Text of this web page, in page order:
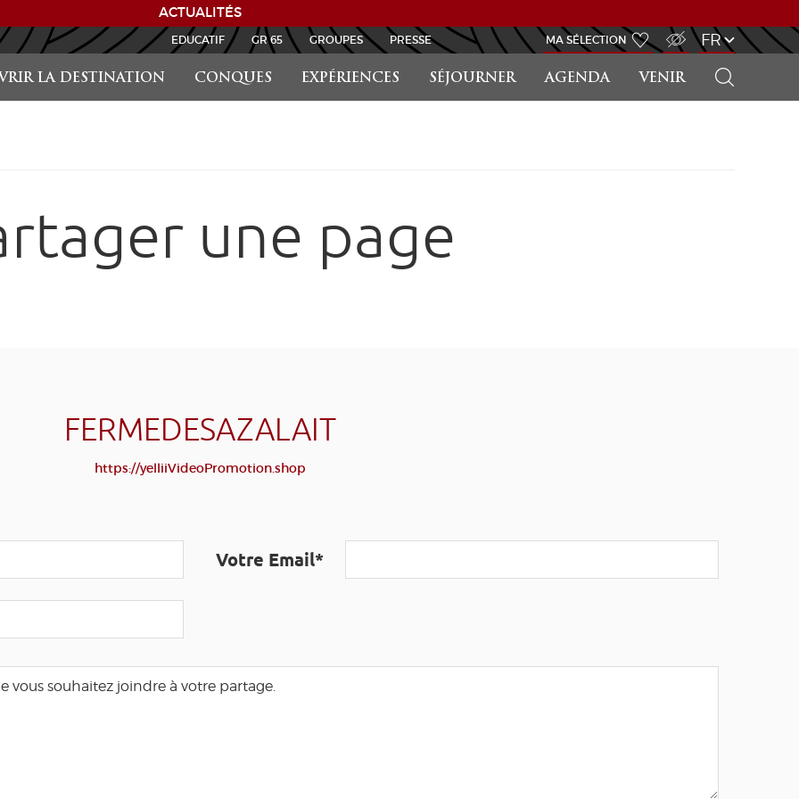
ACTUALITÉS
LA DESTINATION CONQUES EXPÉRIENCES SÉJOURNER AGENDA VENIR
EDUCATIF GR 65 GROUPES PRESSE MA SÉLECTION FR
une page
FERMEDESAZALAIT
https://yelliiVideoPromotion.shop
Votre Email*